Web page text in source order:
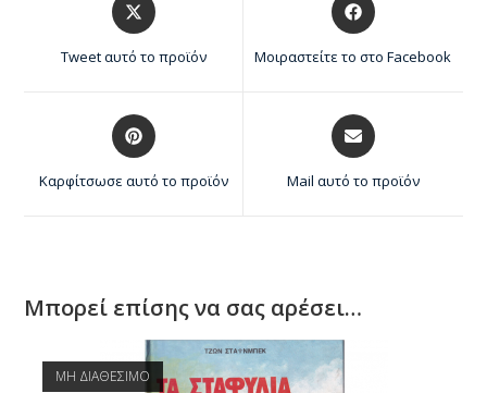
Tweet αυτό το προϊόν Μοιραστείτε το στο Facebook
Καρφίτσωσε αυτό το προϊόν Mail αυτό το προϊόν
Μπορεί επίσης να σας αρέσει…
ΜΗ ΔΙΑΘΕΣΙΜΟ